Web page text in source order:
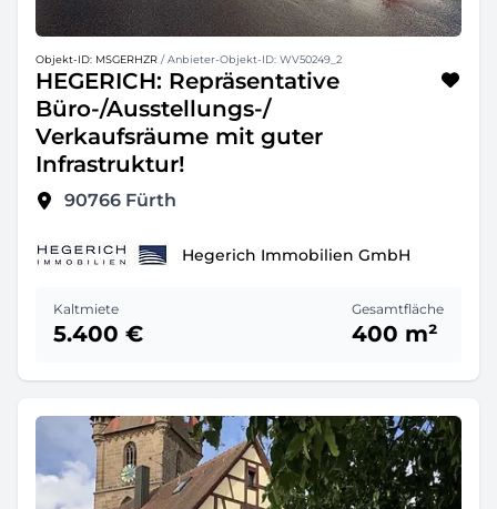
Objekt-ID: MSGERHZR / Anbieter-Objekt-ID: WV50249_2
HEGERICH: Repräsentative
Büro-/Ausstellungs-/
Verkaufsräume mit guter
Infrastruktur!
90766 Fürth
Hegerich Immobilien GmbH
Kaltmiete
5.400 €
Gesamtfläche
400 m²